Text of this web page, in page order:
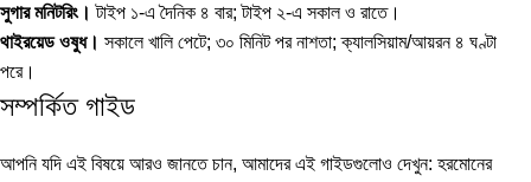
সুগার মনিটরিং। টাইপ ১-এ দৈনিক ৪ বার; টাইপ ২-এ সকাল ও রাতে।
থাইরয়েড ওষুধ। সকালে খালি পেটে; ৩০ মিনিট পর নাশতা; ক্যালসিয়াম/আয়রন ৪ ঘণ্টা
পরে।
সম্পর্কিত গাইড
আপনি যদি এই বিষয়ে আরও জানতে চান, আমাদের এই গাইডগুলোও দেখুন: হরমোনের